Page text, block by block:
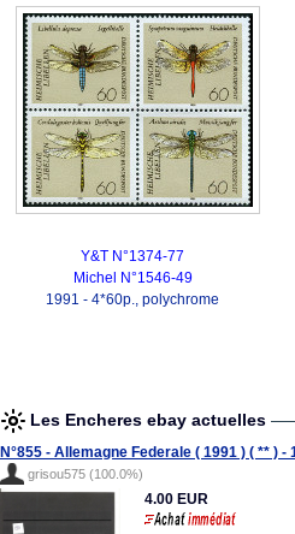
Y&T N°1374-77
Michel N°1546-49
1991 - 4*60p., polychrome
Les Encheres ebay actuelles
N°855 - Allemagne Federale ( 1991 ) ( ** )
grisou575 (100.0%)
4.00 EUR